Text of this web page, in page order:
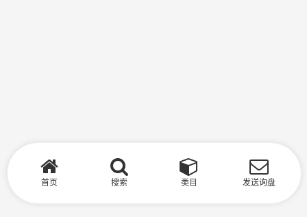
首页 搜索 类目 发送询盘